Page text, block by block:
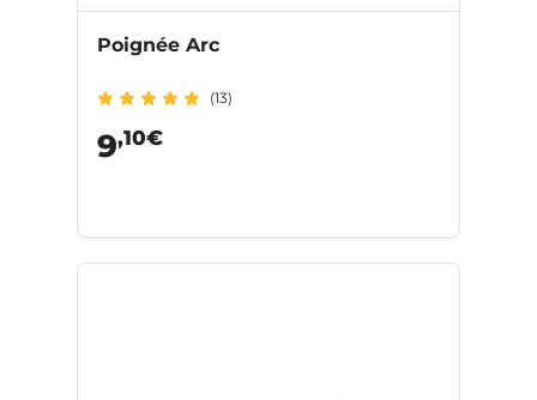
Poignée Arc
(13)
9,10€